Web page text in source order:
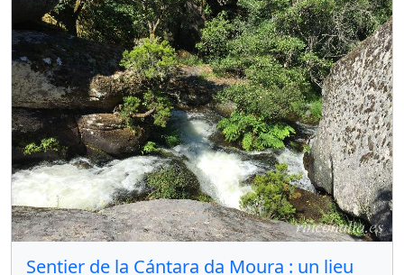
Sentier de la Cántara da Moura : un lieu